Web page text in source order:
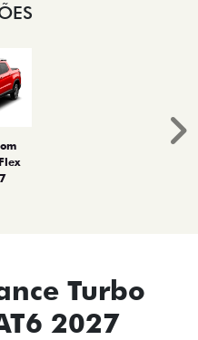
Turbo
2027